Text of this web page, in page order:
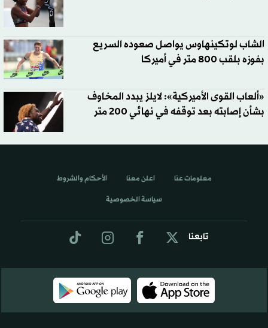
الشاب لوتكينهاوس يواصل صعوده السريع
بفوزه بلقب 800 متر في أميركا
«ألعاب القوى الأميركية»: لايلز يبدد المخاوف
بشأن إصابته بعد توقفه في نهائي 200 متر
تابعنا
معلومات عنا اعلن معنا الأحكام والشروط
سياسة الخصوصية